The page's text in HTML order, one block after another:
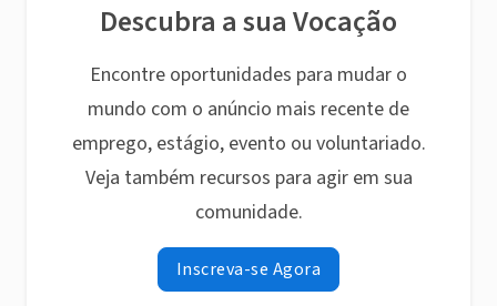
Descubra a sua Vocação
Encontre oportunidades para mudar o
mundo com o anúncio mais recente de
emprego, estágio, evento ou voluntariado.
Veja também recursos para agir em sua
comunidade.
Inscreva-se Agora